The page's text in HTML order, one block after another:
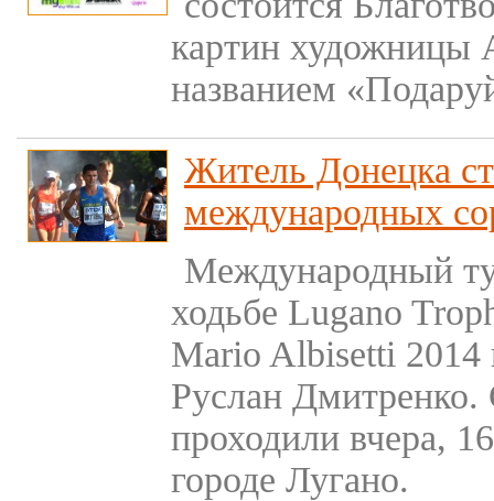
картин художницы
названием
Житель Донецка
международных
Международный
ходьбе Lugano
Mario Albisetti 2014
Руслан Дмитренко.
проходили вчера,
городе Лугано.